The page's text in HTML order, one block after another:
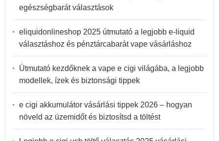
egészségbarát választások
eliquidonlineshop 2025 útmutató a legjobb e-liquid
választáshoz és pénztárcabarát vape vásárláshoz
Útmutató kezdőknek a vape e cigi világába, a legjobb
modellek, ízek és biztonsági tippek
e cigi akkumulátor vásárlási tippek 2026 – hogyan
növeld az üzemidőt és biztosítsd a töltést